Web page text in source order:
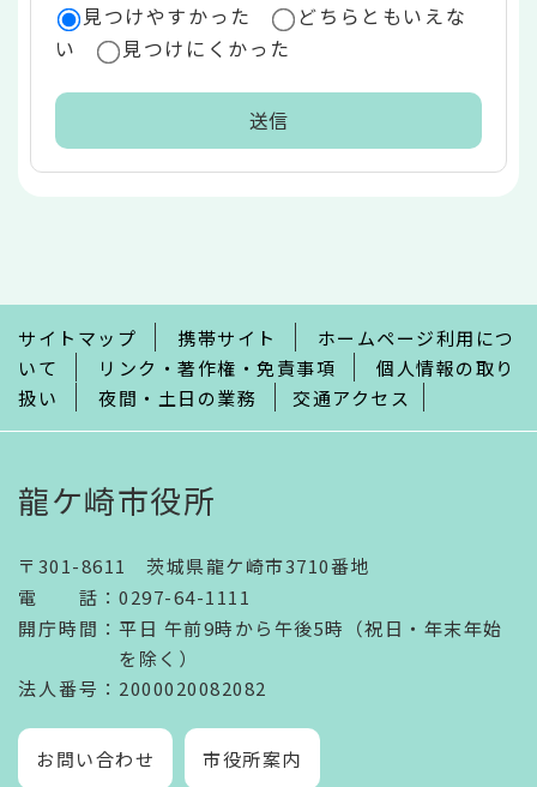
見つけやすかった
どちらともいえな
い
見つけにくかった
で
サイトマップ 携帯サイト
ホームページ利用につ
いて
リンク・著作権・免責事項
個人情報の取り
扱い
夜間・土日の業務 交通アクセス
龍ケ崎市役所
〒301-8611 茨城県龍ケ崎市3710番地
電話 ： 0297-64-1111
開庁時間 ： 平日 午前9時から午後5時（祝日・年末年始
を除く）
法人番号 ：2000020082082
お問い合わせ 市役所案内